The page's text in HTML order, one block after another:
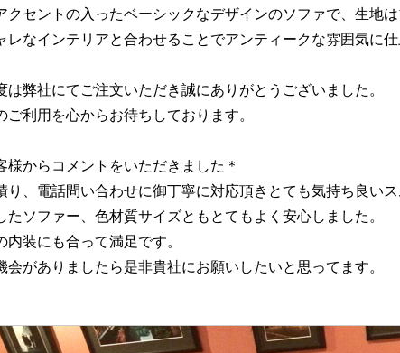
クセントの入ったベーシックなデザインのソファで、生地は
レなインテリアと合わせることでアンティークな雰囲気に仕
は弊社にてご注文いただき誠にありがとうございました。
ご利用を心からお待ちしております。
様からコメントをいただきました＊
り、電話問い合わせに御丁寧に対応頂きとても気持ち良いス
たソファー、色材質サイズともとてもよく安心しました。
内装にも合って満足です。
会がありましたら是非貴社にお願いしたいと思ってます。